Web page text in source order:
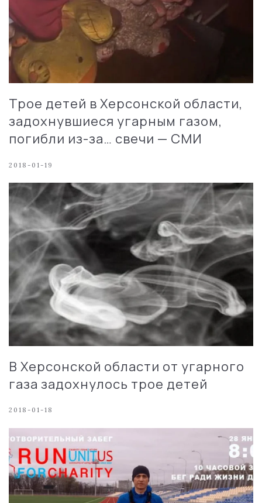
Трое детей в Херсонской области,
задохнувшиеся угарным газом,
погибли из-за… свечи — СМИ
2018-01-19
В Херсонской области от угарного
газа задохнулось трое детей
2018-01-18